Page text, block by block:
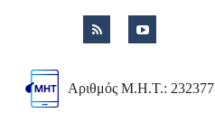
Αριθμός Μ.Η.Τ.: 232377